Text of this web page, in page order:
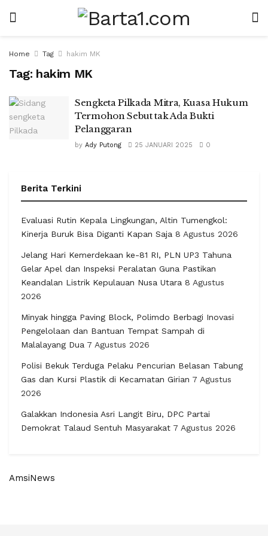
Home Tag hakim MK
Tag: hakim MK
Sengketa Pilkada Mitra, Kuasa Hukum
Termohon Sebut tak Ada Bukti
Pelanggaran
by Ady Putong 25 JANUARI 2025 0
Berita Terkini
Evaluasi Rutin Kepala Lingkungan, Altin Tumengkol:
Kinerja Buruk Bisa Diganti Kapan Saja 8 Agustus 2026
Jelang Hari Kemerdekaan ke-81 RI, PLN UP3 Tahuna
Gelar Apel dan Inspeksi Peralatan Guna Pastikan
Keandalan Listrik Kepulauan Nusa Utara 8 Agustus
2026
Minyak hingga Paving Block, Polimdo Berbagi Inovasi
Pengelolaan dan Bantuan Tempat Sampah di
Malalayang Dua 7 Agustus 2026
Polisi Bekuk Terduga Pelaku Pencurian Belasan Tabung
Gas dan Kursi Plastik di Kecamatan Girian 7 Agustus
2026
Galakkan Indonesia Asri Langit Biru, DPC Partai
Demokrat Talaud Sentuh Masyarakat 7 Agustus 2026
AmsiNews